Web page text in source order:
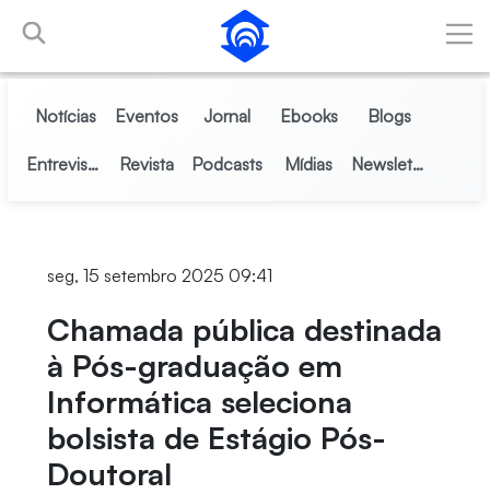
Skip to Main Content
Notícias Eventos Jornal Ebooks Blogs
Entrevistas Revista Podcasts Mídias Newsletter
seg, 15 setembro 2025 09:41
Chamada pública destinada
à Pós-graduação em
Informática seleciona
bolsista de Estágio Pós-
Doutoral